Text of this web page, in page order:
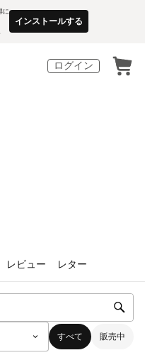
に
インストールする
ログイン
レビュー レター
すべて 販売中